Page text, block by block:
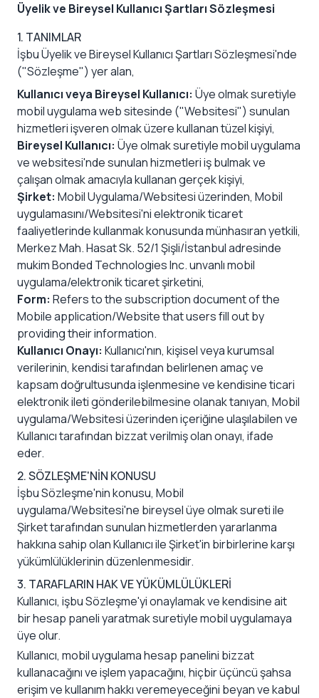
Üyelik ve Bireysel Kullanıcı Şartları Sözleşmesi
1. TANIMLAR
İşbu Üyelik ve Bireysel Kullanıcı Şartları Sözleşmesi'nde
("Sözleşme") yer alan,
Kullanıcı veya Bireysel Kullanıcı: Üye olmak suretiyle
mobil uygulama web sitesinde ("Websitesi") sunulan
hizmetleri işveren olmak üzere kullanan tüzel kişiyi,
Bireysel Kullanıcı: Üye olmak suretiyle mobil uygulama
ve websitesi'nde sunulan hizmetleri iş bulmak ve
çalışan olmak amacıyla kullanan gerçek kişiyi,
Şirket: Mobil Uygulama/Websitesi üzerinden, Mobil
uygulamasını/Websitesi'ni elektronik ticaret
faaliyetlerinde kullanmak konusunda münhasıran yetkili,
Merkez Mah. Hasat Sk. 52/1 Şişli/İstanbul adresinde
mukim Bonded Technologies Inc. unvanlı mobil
uygulama/elektronik ticaret şirketini,
Form: Refers to the subscription document of the
Mobile application/Website that users fill out by
providing their information.
Kullanıcı Onayı: Kullanıcı'nın, kişisel veya kurumsal
verilerinin, kendisi tarafından belirlenen amaç ve
kapsam doğrultusunda işlenmesine ve kendisine ticari
elektronik ileti gönderilebilmesine olanak tanıyan, Mobil
uygulama/Websitesi üzerinden içeriğine ulaşılabilen ve
Kullanıcı tarafından bizzat verilmiş olan onayı, ifade
eder.
2. SÖZLEŞME'NİN KONUSU
İşbu Sözleşme'nin konusu, Mobil
uygulama/Websitesi'ne bireysel üye olmak sureti ile
Şirket tarafından sunulan hizmetlerden yararlanma
hakkına sahip olan Kullanıcı ile Şirket'in birbirlerine karşı
yükümlülüklerinin düzenlenmesidir.
3. TARAFLARIN HAK VE YÜKÜMLÜLÜKLERİ
Kullanıcı, işbu Sözleşme'yi onaylamak ve kendisine ait
bir hesap paneli yaratmak suretiyle mobil uygulamaya
üye olur.
Kullanıcı, mobil uygulama hesap panelini bizzat
kullanacağını ve işlem yapacağını, hiçbir üçüncü şahsa
erişim ve kullanım hakkı veremeyeceğini beyan ve kabul